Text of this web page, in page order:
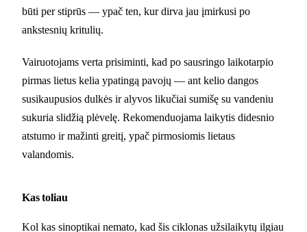
būti per stiprūs — ypač ten, kur dirva jau įmirkusi po
ankstesnių kritulių.
Vairuotojams verta prisiminti, kad po sausringo laikotarpio
pirmas lietus kelia ypatingą pavojų — ant kelio dangos
susikaupusios dulkės ir alyvos likučiai sumišę su vandeniu
sukuria slidžią plėvelę. Rekomenduojama laikytis didesnio
atstumo ir mažinti greitį, ypač pirmosiomis lietaus
valandomis.
Kas toliau
Kol kas sinoptikai nemato, kad šis ciklonas užsilaikytų ilgiau